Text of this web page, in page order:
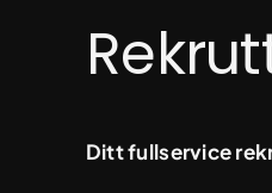
Ditt fullservice